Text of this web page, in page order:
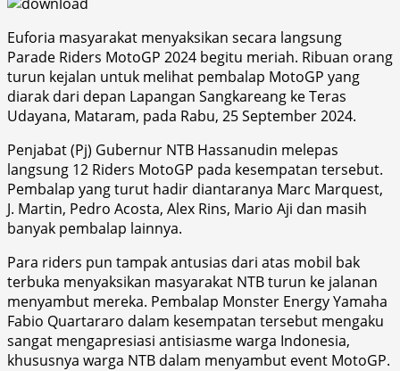
Euforia masyarakat menyaksikan secara langsung
Parade Riders MotoGP 2024 begitu meriah. Ribuan orang
turun kejalan untuk melihat pembalap MotoGP yang
diarak dari depan Lapangan Sangkareang ke Teras
Udayana, Mataram, pada Rabu, 25 September 2024.
Penjabat (Pj) Gubernur NTB Hassanudin melepas
langsung 12 Riders MotoGP pada kesempatan tersebut.
Pembalap yang turut hadir diantaranya Marc Marquest,
J. Martin, Pedro Acosta, Alex Rins, Mario Aji dan masih
banyak pembalap lainnya.
Para riders pun tampak antusias dari atas mobil bak
terbuka menyaksikan masyarakat NTB turun ke jalanan
menyambut mereka. Pembalap Monster Energy Yamaha
Fabio Quartararo dalam kesempatan tersebut mengaku
sangat mengapresiasi antisiasme warga Indonesia,
khususnya warga NTB dalam menyambut event MotoGP.